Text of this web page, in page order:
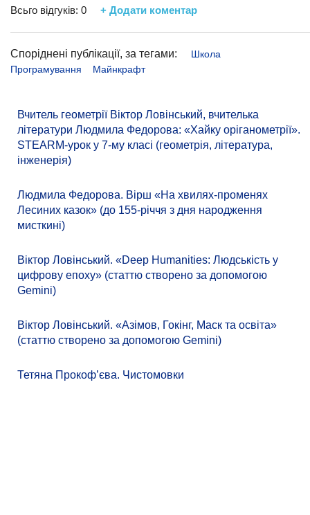
Всьго відгуків: 0 + Додати коментар
Споріднені публікації, за тегами:
Школа
Програмування
Майнкрафт
Вчитель геометрії Віктор Ловінський, вчителька
літератури Людмила Федорова: «Хайку оріганометрії».
STEARM-урок у 7-му класі (геометрія, література,
інженерія)
Людмила Федорова. Вірш «На хвилях-променях
Лесиних казок» (до 155-річчя з дня народження
мисткині)
Віктор Ловінський. «Deep Humanities: Людськість у
цифрову епоху» (статтю створено за допомогою
Gemini)
Віктор Ловінський. «Азімов, Гокінг, Маск та освіта»
(статтю створено за допомогою Gemini)
Тетяна Прокоф’єва. Чистомовки